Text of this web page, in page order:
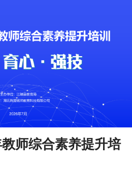
师综合素养提升培